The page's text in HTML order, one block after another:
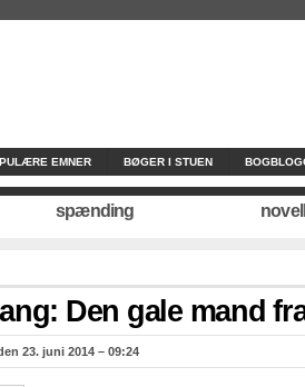
EMNER BØGER I STUEN
spænding
Den gale mand
23. juni 2014 – 09:24